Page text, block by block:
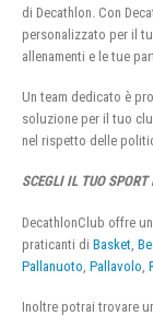
di Decathlon. Con
personalizzato per il
allenamenti e le tue
Un team dedicato è
soluzione per il tuo
nel rispetto delle
SCEGLI IL TUO
DecathlonClub offre
praticanti di Basket
Pallanuoto Pallavolo
Inoltre potrai trovare